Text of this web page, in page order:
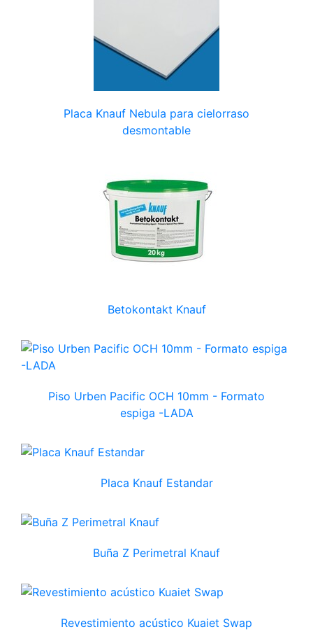
Placa Knauf Nebula para cielorraso
desmontable
Betokontakt Knauf
Piso Urben Pacific OCH 10mm - Formato
espiga -LADA
Placa Knauf Estandar
Buña Z Perimetral Knauf
Revestimiento acústico Kuaiet Swap